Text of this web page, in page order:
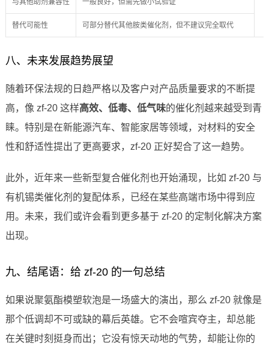
与其他助剂兼容性 一般良好，但需先做小试验证
替代可能性 可部分替代其他胺类催化剂，但不建议完全取代
八、未来发展趋势展望
随着环保法规的日趋严格以及客户对产品质量要求的不断提
高，像 zf-20 这样高效、低毒、低气味的催化剂越来越受到青
睐。特别是在新能源汽车、智能家居等领域，对材料的安全
性和舒适性提出了更高要求，zf-20 正好契合了这一趋势。
此外，近年来一些新型复合催化剂也开始涌现，比如 zf-20 与
有机锡类催化剂的复配体系，已经在某些高端市场中得到应
用。未来，我们或许会看到更多基于 zf-20 的定制化解决方案
出现。
九、结尾语：给 zf-20 的一句总结
如果说聚氨酯模塑软泡是一场盛大的演出，那么 zf-20 就像是
那个低调却不可或缺的幕后英雄。它不会喧宾夺主，却总能
在关键时刻挺身而出；它没有惊天动地的气势，却能让你的